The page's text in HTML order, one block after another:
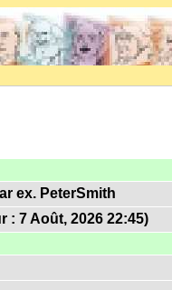
ex. PeterSmith
: 7 Août, 2026 22:45)